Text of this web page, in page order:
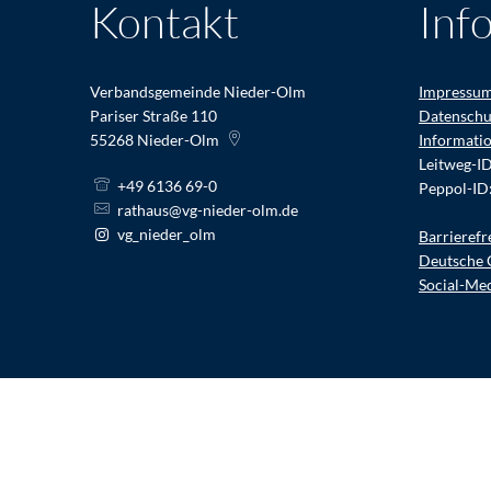
Kontakt
Verbandsgemeinde Nieder-Olm
Pariser Straße 110
55268 Nieder-Olm
+49 6136 69-0
rathaus@vg-nieder-olm.de
vg_nieder_olm
Info
Leitweg-
Peppol-
Deutsche
Social-